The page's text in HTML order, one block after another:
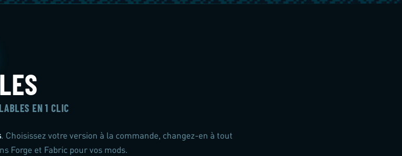
EN 1 CLIC
. Choisissez votre version à la commande, changez-en à tout
Forge et Fabric pour vos mods.